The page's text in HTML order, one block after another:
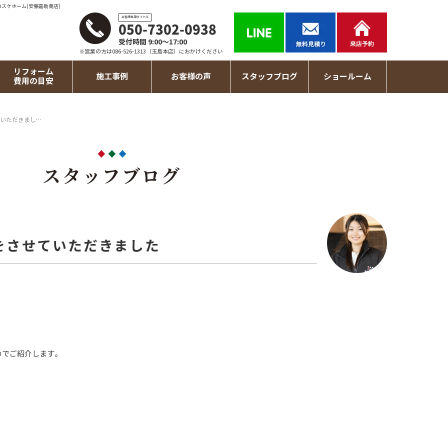
スケホーム(安藤嘉助商店)
お客様専用ダイヤル
050-7302-0938
受付時間 9:00～17:00
※営業の方は086-526-1313（玉島本店）におかけください
リフォーム
費用の目安
施工事例 お客様の声 スタッフブログ ショールーム
ただきまし…
スタッフブログ
せていただきました
ご紹介します。